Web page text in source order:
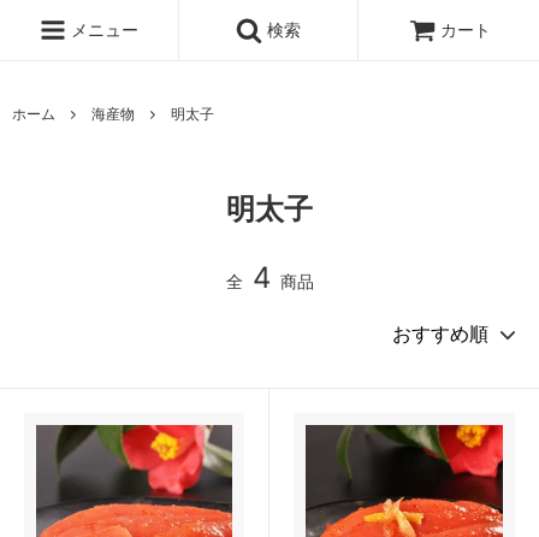
メニュー 検索 カート
ホーム 海産物 明太子
明太子
全 4 商品